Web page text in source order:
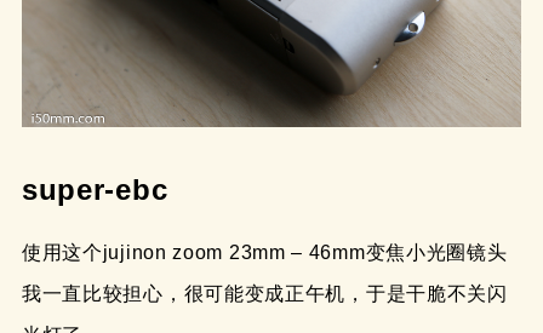
super-ebc
使用这个jujinon zoom 23mm – 46mm变焦小光圈镜头
我一直比较担心，很可能变成正午机，于是干脆不关闪